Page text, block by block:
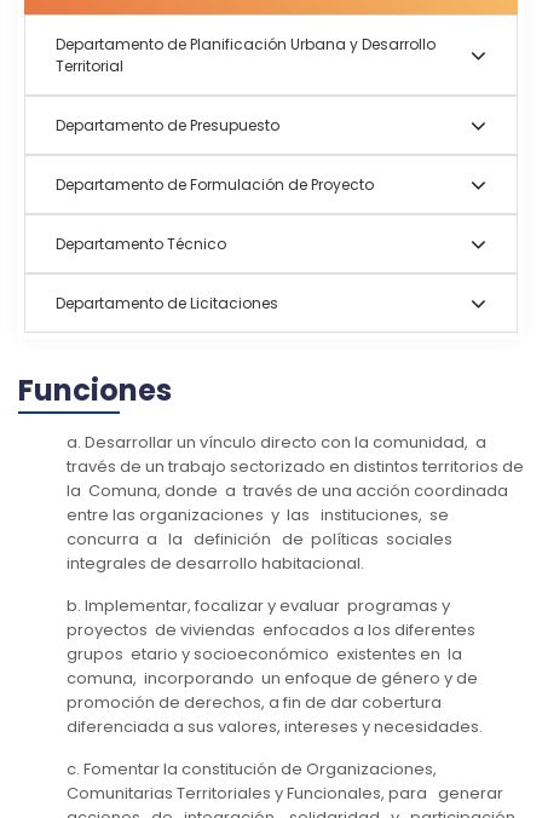
Departamento de Planificación Urbana y Desarrollo
Territorial
Departamento de Presupuesto
Departamento de Formulación de Proyecto
Departamento Técnico
Departamento de Licitaciones
Funciones
a. Desarrollar un vínculo directo con la comunidad, a
través de un trabajo sectorizado en distintos territorios de
la Comuna, donde a través de una acción coordinada
entre las organizaciones y las instituciones, se
concurra a la definición de políticas sociales
integrales de desarrollo habitacional.
b. Implementar, focalizar y evaluar programas y
proyectos de viviendas enfocados a los diferentes
grupos etario y socioeconómico existentes en la
comuna, incorporando un enfoque de género y de
promoción de derechos, a fin de dar cobertura
diferenciada a sus valores, intereses y necesidades.
c. Fomentar la constitución de Organizaciones,
Comunitarias Territoriales y Funcionales, para generar